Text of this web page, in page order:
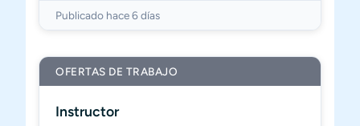
Publicado hace 6 días
OFERTAS DE TRABAJO
Instructor